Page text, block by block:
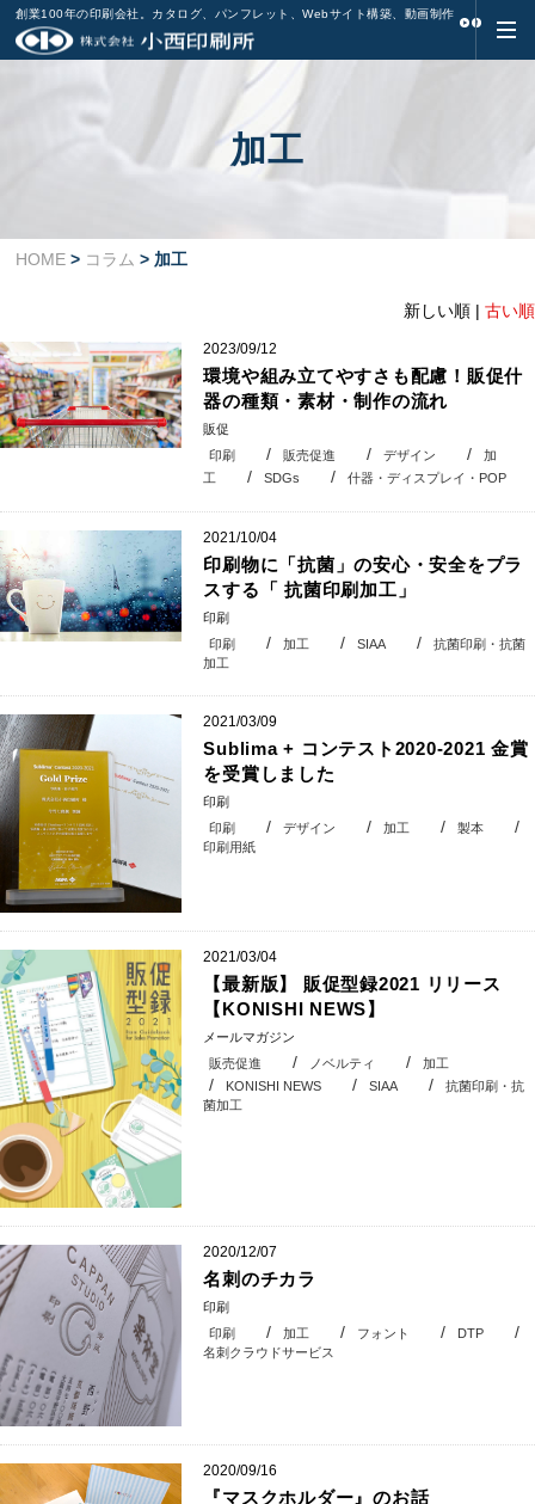
創業100年の印刷会社。カタログ、パンフレット、Webサイト構築、動画制作
加工
HOME > コラム > 加工
新しい順 | 古い順
2023/09/12
環境や組み立てやすさも配慮！販促什
器の種類・素材・制作の流れ
販促
印刷
販売促進 デザイン
加
工
SDGs 什器・ディスプレイ・POP
2021/10/04
印刷物に「抗菌」の安心・安全をプラ
スする「 抗菌印刷加工」
印刷
印刷
加工 SIAA
抗菌印刷・抗菌
加工
2021/03/09
Sublima + コンテスト2020-2021 金賞
を受賞しました
印刷
印刷
デザイン 加工
製本
印刷用紙
2021/03/04
【最新版】 販促型録2021 リリース
【KONISHI NEWS】
メールマガジン
販売促進
ノベルティ
加工
KONISHI NEWS
SIAA
抗菌印刷・抗
菌加工
2020/12/07
名刺のチカラ
印刷
印刷
加工 フォント
DTP
名刺クラウドサービス
2020/09/16
『マスクホルダー』のお話